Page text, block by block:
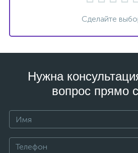
Сделайте
Нужна
вопрос прямо